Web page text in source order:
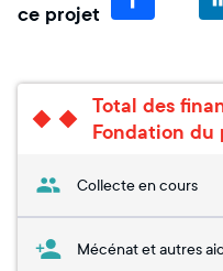
ce projet
Total des
Fondation du
Collecte en cours
Mécénat et autres